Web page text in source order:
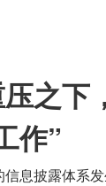
之下
作”
息披露体系发